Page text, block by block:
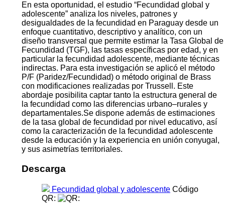
En esta oportunidad, el estudio “Fecundidad global y
adolescente” analiza los niveles, patrones y
desigualdades de la fecundidad en Paraguay desde un
enfoque cuantitativo, descriptivo y analítico, con un
diseño transversal que permite estimar la Tasa Global de
Fecundidad (TGF), las tasas específicas por edad, y en
particular la fecundidad adolescente, mediante técnicas
indirectas. Para esta investigación se aplicó el método
P/F (Paridez/Fecundidad) o método original de Brass
con modificaciones realizadas por Trussell. Este
abordaje posibilita captar tanto la estructura general de
la fecundidad como las diferencias urbano–rurales y
departamentales.Se dispone además de estimaciones
de la tasa global de fecundidad por nivel educativo, así
como la caracterización de la fecundidad adolescente
desde la educación y la experiencia en unión conyugal,
y sus asimetrías territoriales.
Descarga
Fecundidad global y adolescente Código
QR: